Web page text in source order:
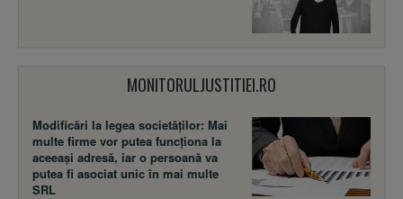
MONITORULJUSTITIEI.RO
Modificări la legea societăţilor: Mai
multe firme vor putea funcţiona la
aceeaşi adresă, iar o persoană va
putea fi asociat unic în mai multe
SRL